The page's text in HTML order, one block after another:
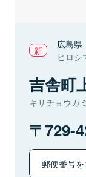
広島県
ヒロシ
吉舎町
キサチョウカ
729-
郵便番号